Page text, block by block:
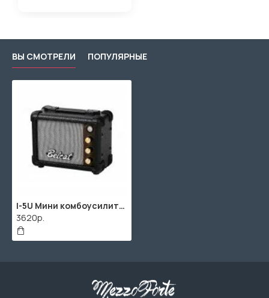
ВЫ СМОТРЕЛИ ПОПУЛЯРНЫЕ
I-5U Мини комбоусилитель для укулеле, Belcat
3620р.